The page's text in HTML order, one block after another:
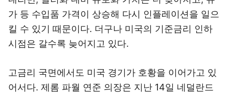
가 등 수입품 가격이 상승해 다시 인플레이션을 일으
킬 수 있기 때문이다. 더구나 미국의 기준금리 인하
시점은 갈수록 늦어지고 있다.
고금리 국면에서도 미국 경기가 호황을 이어가고 있
어서다. 제롬 파월 연준 의장은 지난 14일 네덜란드